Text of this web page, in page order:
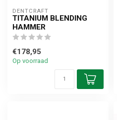
DENTCRAFT
TITANIUM BLENDING
HAMMER
€178,95
Op voorraad